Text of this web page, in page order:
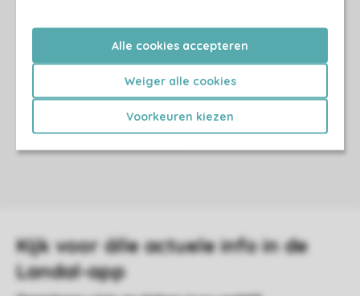
Alle cookies accepteren
Weiger alle cookies
Voorkeuren kiezen